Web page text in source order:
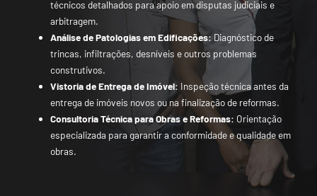
técnicos detalhados para apoio em disputas judiciais e
arbitragem.
Análise de Patologias em Edificações:Diagnóstico de
trincas, infiltrações, desníveis e outros problemas
construtivos.
Vistoria de Entrega de Imóvel: Inspeção técnica antes da
entrega de imóveis novos ou na finalização de reformas.
Consultoria Técnica para Obras e Reformas: Orientação
especializada para garantir a conformidade e qualidade em
obras.